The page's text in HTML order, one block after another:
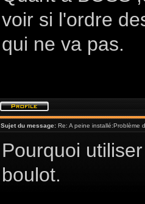
voir si l'ordre
qui ne va pas.
Sujet du message: Re: A peine installé:Problème
Pourquoi
boulot.